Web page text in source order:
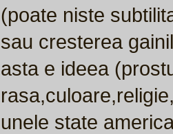
(poate niste
sau cresterea
asta e ideea
unele state